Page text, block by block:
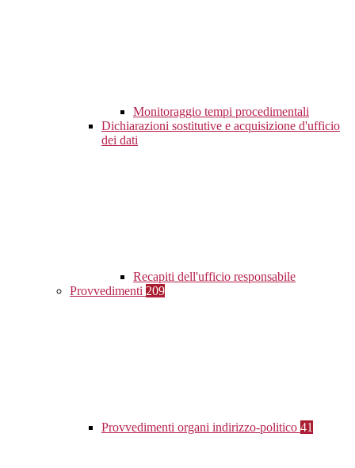
Monitoraggio tempi procedimentali
Dichiarazioni sostitutive e acquisizione d'ufficio
dei dati
Recapiti dell'ufficio responsabile
Provvedimenti 209
Provvedimenti organi indirizzo-politico 41